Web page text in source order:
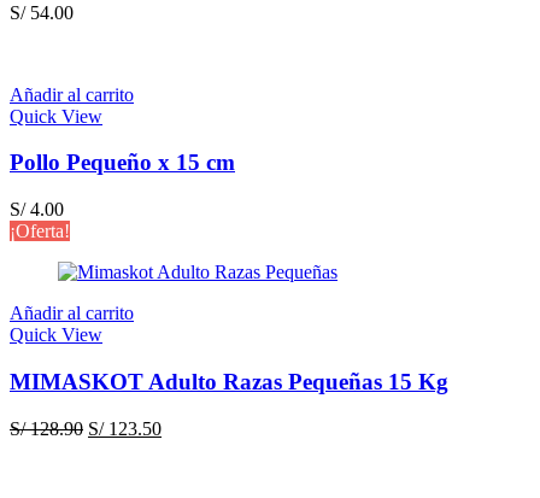
S/54.00
Añadir al carrito
Quick View
Pollo Pequeño x 15 cm
S/4.00
¡Oferta!
Añadir al carrito
Quick View
MIMASKOT Adulto Razas Pequeñas 15 Kg
S/128.90 El
S/123.50El